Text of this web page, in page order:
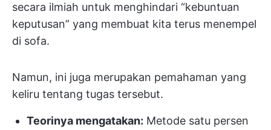
secara ilmiah untuk menghindari “kebuntuan
keputusan” yang membuat kita terus menempel
di sofa.
Namun, ini juga merupakan pemahaman yang
keliru tentang tugas tersebut.
Teorinya mengatakan: Metode satu persen